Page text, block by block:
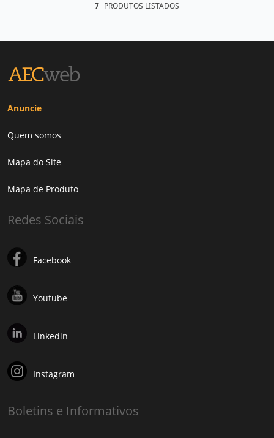
7 PRODUTOS LISTADOS
Anuncie
Quem somos
Mapa do Site
Mapa de Produto
Redes Sociais
Facebook
Youtube
Linkedin
Instagram
Boletins e Informativos